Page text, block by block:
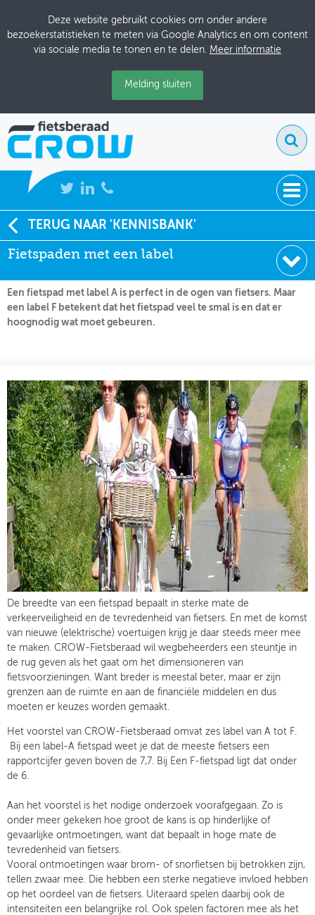
Deze website gebruikt cookies om onder andere
bezoekerstatistieken te meten via Google Analytics en om content
via sociale media te tonen en te delen. Meer informatie
Melding sluiten
NIEUWS
BIJEENKOMSTEN
KENNISBANK
ADRESSENBOEK
MIJN PROFIEL
GEBRUIKER
TERUG NAAR 'KENNISBANK'
Fietspaden met een label
Soort:
Nieuws Fietsberaad
Datum:
22-04-2021
Een fietspad met label A is perfect in de ogen van fietsers. Maar
een label F betekent dat het fietspad veel te smal is en dat er
hoognodig wat moet gebeuren.
De breedte van een fietspad bepaalt in sterke mate de
verkeerveiligheid en de tevredenheid van fietsers. En met de komst
van nieuwe (elektrische) voertuigen krijg je daar steeds meer mee
te maken. CROW-Fietsberaad wil wegbeheerders een steuntje in
de rug geven als het gaat om het dimensioneren van
fietsvoorzieningen. Want breder is meestal beter, maar er zijn
grenzen aan de ruimte en aan de financiële middelen en dus
moeten er keuzes worden gemaakt.
Het voorstel van CROW-Fietsberaad omvat zes label van A tot F.
Bij een label-A fietspad weet je dat de meeste fietsers een
rapportcijfer geven boven de 7,7. Bij Een F-fietspad ligt dat onder
de 6.
Aan het voorstel is het nodige onderzoek voorafgegaan. Zo is
onder meer gekeken hoe groot de kans is op hinderlijke of
gevaarlijke ontmoetingen, want dat bepaalt in hoge mate de
tevredenheid van fietsers.
Vooral ontmoetingen waar brom- of snorfietsen bij betrokken zijn,
tellen zwaar mee. Die hebben een sterke negatieve invloed hebben
op het oordeel van de fietsers. Uiteraard spelen daarbij ook de
intensiteiten een belangrijke rol. Ook spelen factoren mee als het